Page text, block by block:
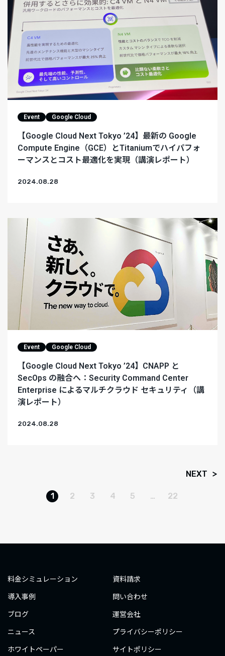
Event Google Cloud
【Google Cloud Next Tokyo ’24】最新の Google
Compute Engine（GCE）とTitaniumでハイパフォ
ーマンスとコスト最適化を実現（講演レポート）
2024.08.28
Event Google Cloud
【Google Cloud Next Tokyo ’24】CNAPP と
SecOps の融合へ：Security Command Center
Enterprise によるマルチクラウド セキュリティ（講
演レポート）
2024.08.28
1 2 3 4 5 … 22
NEXT
料金シミュレーション
導入事例
ブログ
ニュース
ホワイトペーパー
資料請求
問い合わせ
運営会社
プライバシーポリシー
サイトポリシー